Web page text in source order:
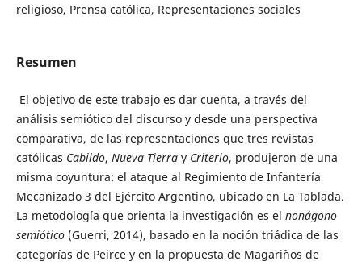
religioso, Prensa católica, Representaciones sociales
Resumen
El objetivo de este trabajo es dar cuenta, a través del
análisis semiótico del discurso y desde una perspectiva
comparativa, de las representaciones que tres revistas
católicas Cabildo, Nueva Tierray Criterio, produjeron de una
misma coyuntura: el ataque al Regimiento de Infantería
Mecanizado 3 del Ejército Argentino, ubicado en La Tablada.
La metodología que orienta la investigación es el nonágono
semiótico(Guerri, 2014), basado en la noción triádica de las
categorías de Peirce y en la propuesta de Magariños de